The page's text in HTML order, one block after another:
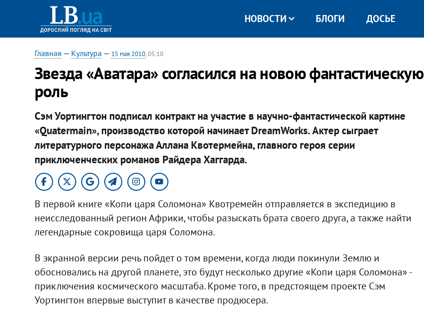
НОВОСТИ БЛОГИ ДОСЬЕ
Главная — Культура — 15 мая 2010, 05:10
Звезда «Аватара» согласился на новою фантастическую
роль
Сэм Уортингтон подписал контракт на участие в научно-фантастической картине
«Quatermain», производство которой начинает DreamWorks. Актер сыграет
литературного персонажа Аллана Квотермейна, главного героя серии
приключенческих романов Райдера Хаггарда.
В первой книге «Копи царя Соломона» Квотремейн отправляется в экспедицию в
неисследованный регион Африки, чтобы разыскать брата своего друга, а также найти
легендарные сокровища царя Соломона.
В экранной версии речь пойдет о том времени, когда люди покинули Землю и
обосновались на другой планете, это будут несколько другие «Копи царя Соломона» -
приключения космического масштаба. Кроме того, в предстоящем проекте Сэм
Уортингтон впервые выступит в качестве продюсера.